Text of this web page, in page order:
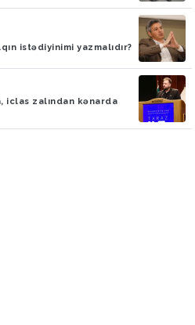
istədiyinimi yazmalıdır?
iclas zalından kənarda